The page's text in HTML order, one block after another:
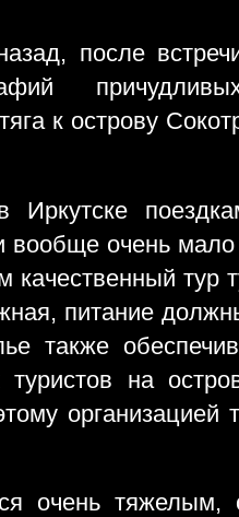
после
к острову
вообще очень
качественный тур
питание
также
туристов на
организацией
очень